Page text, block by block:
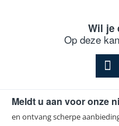
Wil je
Op deze
Meldt u aan voor onze
en ontvang scherpe